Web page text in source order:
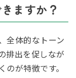
ますか？
全体的なトーン
排出を促しなが
が特徴です。